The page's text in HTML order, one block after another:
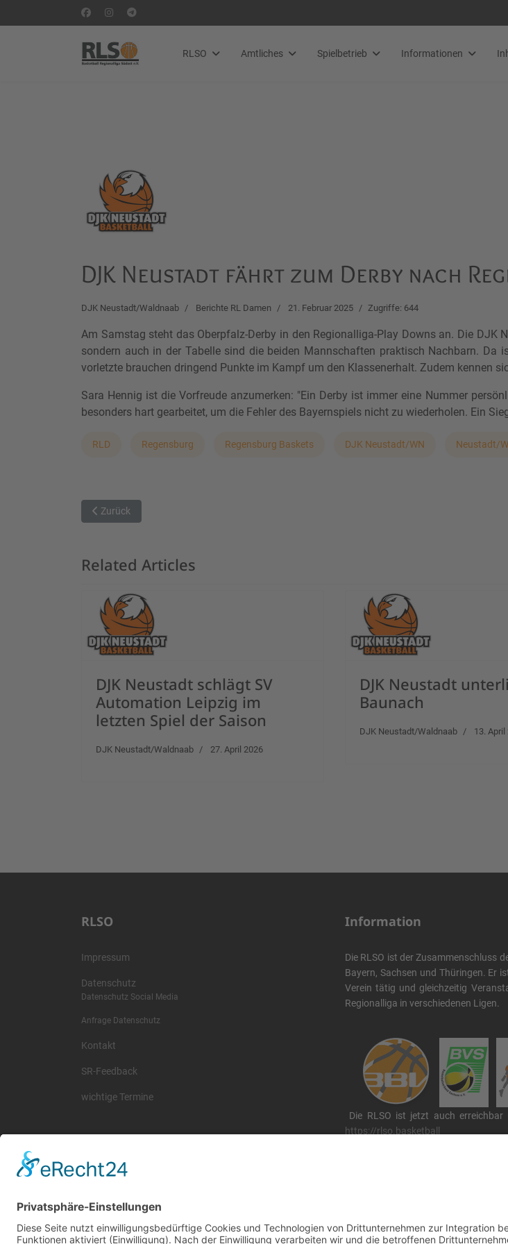
RLSO Amtliches Spielbetrieb Informationen
DJK Neustadt fährt zum Derby nach
DJK Neustadt/Waldnaab Berichte RL Damen 21. Februar 2025 Zugriffe: 644
Am Samstag steht das Oberpfalz-Derby in den Regionalliga-Play Downs an. Die DJK
sondern auch in der Tabelle sind die beiden Mannschaften praktisch Nachbarn. Da
vorletzte brauchen dringend Punkte im Kampf um den Klassenerhalt. Zudem kennen
Sara Hennig ist die Vorfreude anzumerken: "Ein Derby ist immer eine Nummer
besonders hart gearbeitet, um die Fehler des Bayernspiels nicht zu wiederholen. Ein
RLD Regensburg Regensburg Baskets DJK Neustadt/WN Neustadt/
Vorheriger Beitrag: Start in die Playoffs - MÜNCHEN BASKET emfängt den TV Marktheidenfeld
Zurück
Related Articles
DJK Neustadt schlägt SV
Automation Leipzig im
letzten Spiel der Saison
DJK Neustadt/Waldnaab 27. April 2026
DJK Neustadt
Baunach
DJK Neustadt/Waldnaab 13. April
RLSO
Impressum
Datenschutz
Datenschutz Social Media
Anfrage Datenschutz
Kontakt
SR-Feedback
wichtige Termine
Information
Die RLSO ist der Zusammenschluss
Bayern, Sachsen und Thüringen. Er
Verein tätig und gleichzeitig
Regionalliga in verschiedenen Ligen.
Die RLSO ist jetzt auch erreichbar
https://rlso.basketball